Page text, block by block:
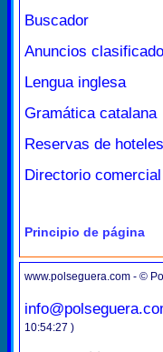
Buscador
Anuncios
Lengua inglesa
Gramática catalana
Reservas de hoteles
Directorio comercial
Principio de página
www.polseguera.com - ©
10:54:27 )